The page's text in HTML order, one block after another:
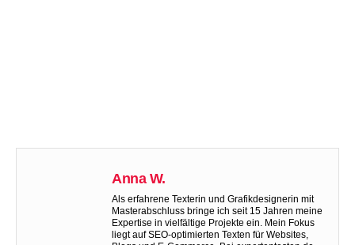
Anna W.
Als erfahrene Texterin und Grafikdesignerin mit
Masterabschluss bringe ich seit 15 Jahren meine
Expertise in vielfältige Projekte ein. Mein Fokus
liegt auf SEO-optimierten Texten für Websites,